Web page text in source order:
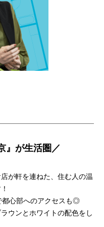
』が生活圏／
が軒を連ねた、住む人の温
都心部へのアクセスも◎
ウンとホワイトの配色をし